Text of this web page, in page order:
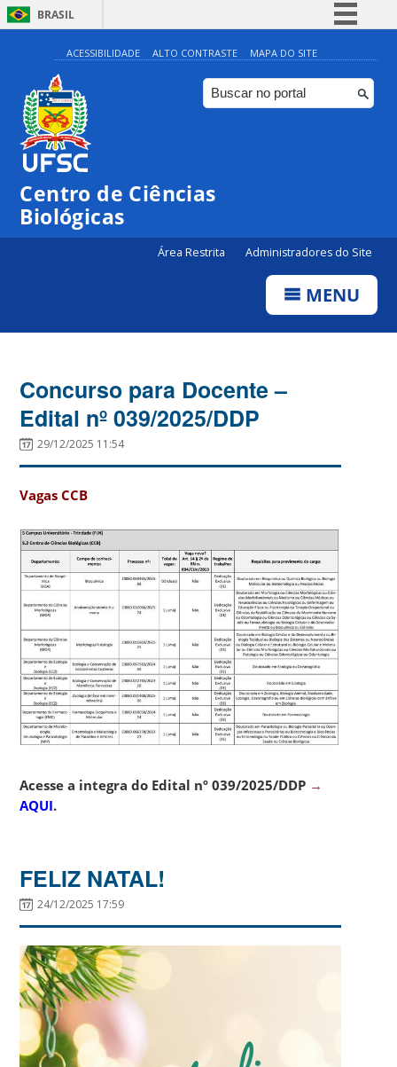
BRASIL
Simplifique!
Comunica BR
Participe
ACESSIBILIDADE ALTO CONTRASTE MAPA DO SITE
Centro de Ciências
Biológicas
Área Restrita Administradores do Site
MENU
Concurso para Docente –
Edital nº 039/2025/DDP
29/12/2025 11:54
Vagas CCB
Acesse a integra do Edital nº 039/2025/DDP →
AQUI.
FELIZ NATAL!
24/12/2025 17:59